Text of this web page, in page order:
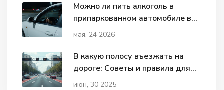
Можно ли пить алкоголь в
припаркованном автомобиле в
2024-2026 году: штрафы и
мая, 24 2026
В какую полосу въезжать на
дороге: Советы и правила для
водителей
июн, 30 2025